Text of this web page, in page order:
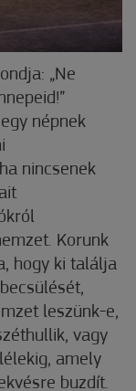
„Ne
népnek
nincsenek
Korunk
hogy ki találja
leszünk-e,
vagy
amely
buzdít.